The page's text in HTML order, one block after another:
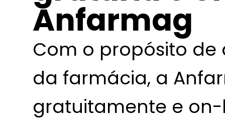
Anfarmag
Com o propósito
da farmácia, a
gratuitamente e